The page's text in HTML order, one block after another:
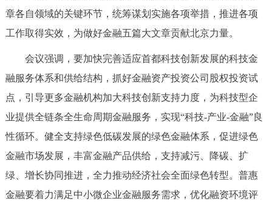
中介服务 阳光政务
12345网上接诉即办 我要咨询 我要建议
参与调查 在线访谈 图说互动
走进北京
北京概况 十六区概览 人文北京
章各自领域的关键环节，统筹谋划实施各项举措，推进各项
工作取得实效，为做好金融五篇大文章贡献北京力量。
会议强调，要加快完善适应首都科技创新发展的科技金
融服务体系和供给结构，抓好金融资产投资公司股权投资试
点，引导更多金融机构加大科技创新支持力度，为科技型企
业提供全链条全生命周期金融服务，实现“科技-产业-金融”良
性循环。健全支持绿色低碳发展的绿色金融体系，促进绿色
金融市场发展，丰富金融产品供给，支持减污、降碳、扩
绿、增长协同推进，全力推动经济社会全面绿色转型。普惠
金融要着力满足中小微企业金融服务需求，优化融资环境评